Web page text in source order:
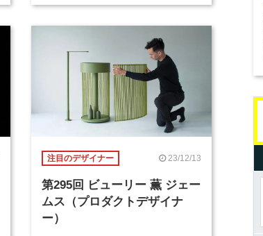
注目のデザイナー 23/12/13
第295回 ビューリー 薫 ジェー
ムス（プロダクトデザイナ
ー）